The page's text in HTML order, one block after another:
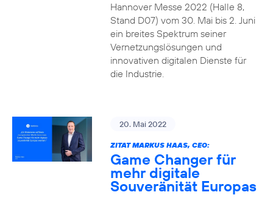
Hannover Messe 2022 (Halle 8,
Stand D07) vom 30. Mai bis 2. Juni
ein breites Spektrum seiner
Vernetzungslösungen und
innovativen digitalen Dienste für
die Industrie.
20. Mai 2022
ZITAT MARKUS HAAS, CEO:
Game Changer für
mehr digitale
Souveränität Europas